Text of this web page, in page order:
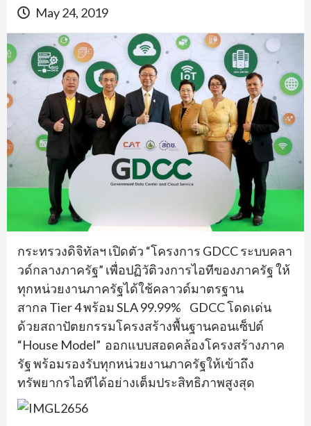
May 24, 2019
กระทรวงดิจิทัลฯ เปิดตัว “โครงการ GDCC ระบบคลา
วด์กลางภาครัฐ” เพื่อปฏิวัติวงการไอทีของภาครัฐ ให้
ทุกหน่วยงานภาครัฐได้ใช้คลาวด์มาตรฐาน
สากล Tier 4 พร้อม SLA 99.99% GDCC โดดเด่น
ด้วยสถาปัตยกรรมโครงสร้างพื้นฐานคอนเซ็ปต์
“House Model” ออกแบบสอดคล้องโครงสร้างภาค
รัฐ พร้อมรองรับทุกหน่วยงานภาครัฐให้เข้าถึง
ทรัพยากรไอทีได้อย่างเต็มประสิทธิภาพสูงสุด